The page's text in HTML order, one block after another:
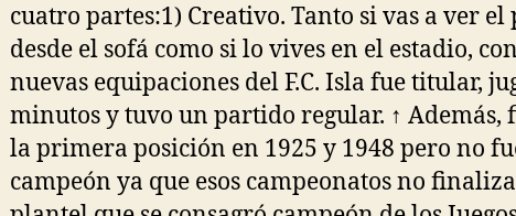
cuatro partes:1) Creativo. Tanto si vas a ver
desde el sofá como si lo vives en el estadio,
nuevas equipaciones del F.C. Isla fue titular,
minutos y tuvo un partido regular. ↑ Además,
la primera posición en 1925 y 1948 pero no
campeón ya que esos campeonatos no